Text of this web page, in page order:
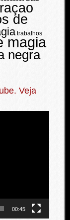
de
trabalhos
magia
negra
Veja
00:45